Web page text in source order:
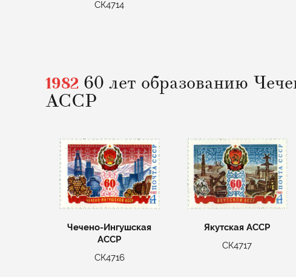
СК4714
1982 60 лет образованию
АССР
Чечено-Ингушская
АССР
СК4716
Якутская АССР
СК4717